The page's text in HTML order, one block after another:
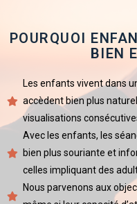
POURQUOI
BIEN
Les enfants vivent dans
accèdent bien plus
visualisations
Avec les enfants, les
bien plus souriante et
celles impliquant des
Nous parvenons aux